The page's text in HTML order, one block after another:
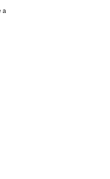
a